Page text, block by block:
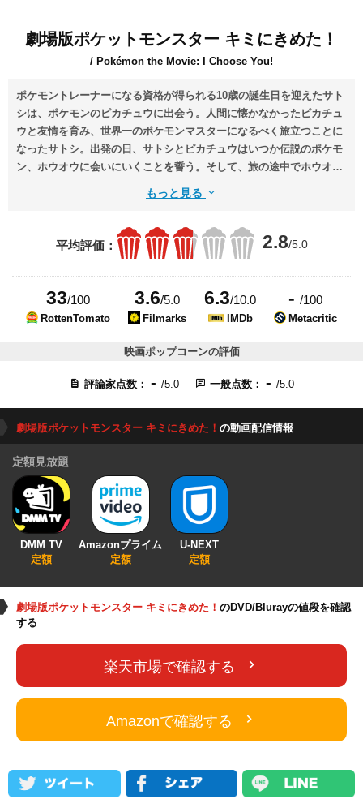
劇場版ポケットモンスター キミにきめた！
/ Pokémon the Movie: I Choose You!
ポケモントレーナーになる資格が得られる10歳の誕生日を迎えたサト
シは、ポケモンのピカチュウに出会う。人間に懐かなかったピカチュ
ウと友情を育み、世界一のポケモンマスターになるべく旅立つことに
なったサトシ。出発の日、サトシとピカチュウはいつか伝説のポケモ
ン、ホウオウに会いにいくことを誓う。そして、旅の途中でホウオウ
もっと見る
平均評価： 2.8/5.0
33/100
RottenTomato
3.6/5.0
Filmarks
6.3/10.0
IMDb
- /100
Metacritic
映画ポップコーンの評価
評論家点数： - /5.0 一般点数： - /5.0
劇場版ポケットモンスター キミにきめた！ の動画配信情報
定額見放題
DMM TV
定額
Amazonプライム
定額
U-NEXT
定額
劇場版ポケットモンスター キミにきめた！ のDVD/Blurayの値段を確認
する
楽天市場で確認する
Amazonで確認する